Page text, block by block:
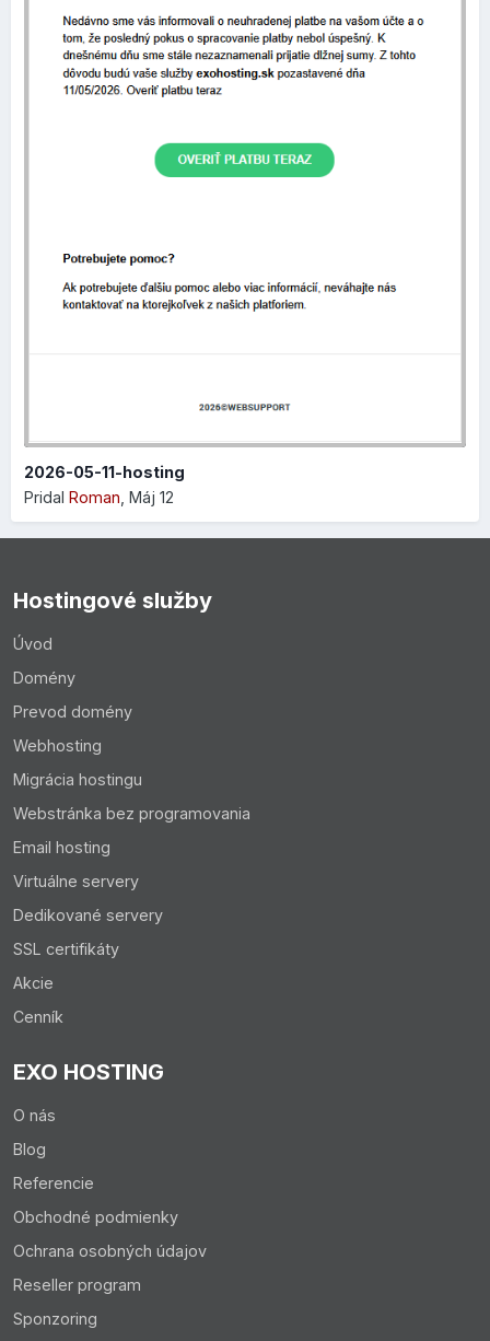
Nový dizajn nastavení stránky
V rovnakej verzii10.198.0bol taktiež zmenený dizajn
2026-05-11-hosting
Pridal Roman Máj 12
Hostingové služby
Úvod
Domény
Prevod domény
Webhosting
Migrácia hostingu
Webstránka bez programovania
Email hosting
Virtuálne servery
Dedikované servery
SSL certifikáty
Akcie
Cenník
EXO HOSTING
O nás
Blog
Referencie
Obchodné podmienky
Ochrana osobných údajov
Reseller program
Sponzoring